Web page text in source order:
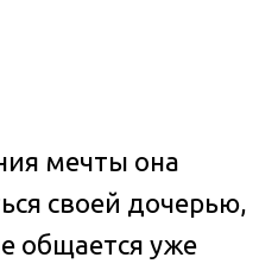
мечты она
своей дочерью,
общается уже